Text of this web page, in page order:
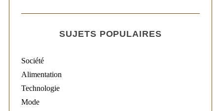
SUJETS POPULAIRES
Société
Alimentation
Technologie
Mode